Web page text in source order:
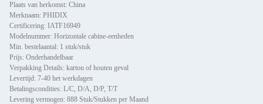
Plaats van herkomst: China
Merknaam: PHIDIX
Certificering: IATF16949
Modelnummer: Horizontale cabine-eenheden
Min. bestelaantal: 1 stuk/stuk
Prijs: Onderhandelbaar
Verpakking Details: karton of houten geval
Levertijd: 7-40 het werkdagen
Betalingscondities: L/C, D/A, D/P, T/T
Levering vermogen: 888 Stuk/Stukken per Maand